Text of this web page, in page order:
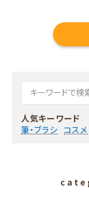
人気キーワード
筆・ブラシ コスメ